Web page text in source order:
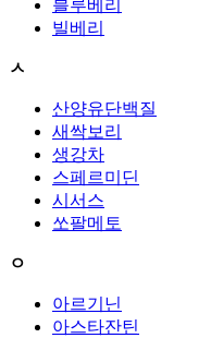
블루베리
빌베리
ㅅ
산양유단백질
새싹보리
생강차
스페르미딘
시서스
쏘팔메토
ㅇ
아르기닌
아스타잔틴